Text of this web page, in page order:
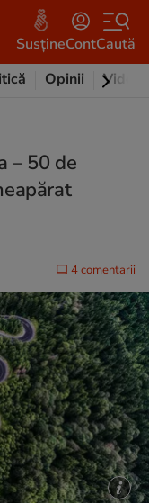
SusțineContCaută
Opinii Video
– 50 de
4 comentarii